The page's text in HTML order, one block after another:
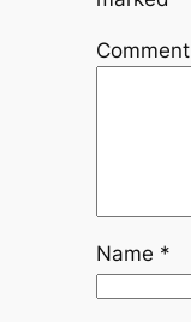
Comment
Name *